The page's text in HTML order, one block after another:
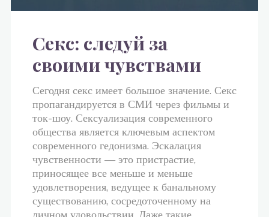
Секс: следуй за
своими чувствами
Сегодня секс имеет большое значение. Секс
пропагандируется в СМИ через фильмы и
ток-шоу. Сексуализация современного
общества является ключевым аспектом
современного гедонизма. Эскалация
чувственности — это пристрастие,
приносящее все меньше и меньше
удовлетворения, ведущее к банальному
существованию, сосредоточенному на